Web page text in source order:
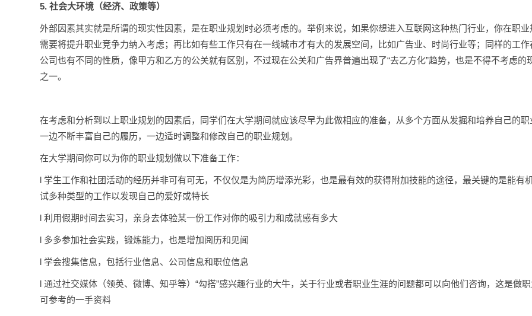
5. 社会大环境（经济、政策等）
外部因素其实就是所谓的现实性因素，是在职业规划时必须考虑的。举例来说，如果你想进入互联网这种热门行业，你在职业
需要将提升职业竞争力纳入考虑；再比如有些工作只有在一线城市才有大的发展空间，比如广告业、时尚行业等；同样的工作
公司也有不同的性质，像甲方和乙方的公关就有区别，不过现在公关和广告界普遍出现了“去乙方化”趋势，也是不得不考虑的
之一。
在考虑和分析到以上职业规划的因素后，同学们在大学期间就应该尽早为此做相应的准备，从多个方面从发掘和培养自己的职
一边不断丰富自己的履历，一边适时调整和修改自己的职业规划。
在大学期间你可以为你的职业规划做以下准备工作：
l 学生工作和社团活动的经历并非可有可无，不仅仅是为简历增添光彩，也是最有效的获得附加技能的途径，最关键的是能有
试多种类型的工作以发现自己的爱好或特长
l 利用假期时间去实习，亲身去体验某一份工作对你的吸引力和成就感有多大
l 多多参加社会实践，锻炼能力，也是增加阅历和见闻
l 学会搜集信息，包括行业信息、公司信息和职位信息
l 通过社交媒体（领英、微博、知乎等）“勾搭”感兴趣行业的大牛，关于行业或者职业生涯的问题都可以向他们咨询，这是做
可参考的一手资料